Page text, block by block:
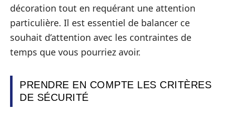
décoration tout en requérant une attention
particulière. Il est essentiel de balancer ce
souhait d’attention avec les contraintes de
temps que vous pourriez avoir.
PRENDRE EN COMPTE LES CRITÈRES
DE SÉCURITÉ